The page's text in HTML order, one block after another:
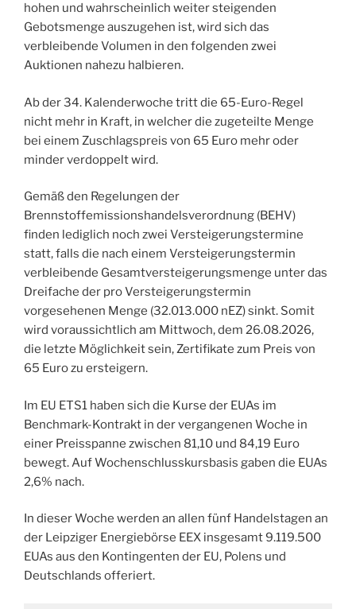
hohen und wahrscheinlich weiter steigenden
Gebotsmenge auszugehen ist, wird sich das
verbleibende Volumen in den folgenden zwei
Auktionen nahezu halbieren.
Ab der 34. Kalenderwoche tritt die 65-Euro-Regel
nicht mehr in Kraft, in welcher die zugeteilte Menge
bei einem Zuschlagspreis von 65 Euro mehr oder
minder verdoppelt wird.
Gemäß den Regelungen der
Brennstoffemissionshandelsverordnung (BEHV)
finden lediglich noch zwei Versteigerungstermine
statt, falls die nach einem Versteigerungstermin
verbleibende Gesamtversteigerungsmenge unter das
Dreifache der pro Versteigerungstermin
vorgesehenen Menge (32.013.000 nEZ) sinkt. Somit
wird voraussichtlich am Mittwoch, dem 26.08.2026,
die letzte Möglichkeit sein, Zertifikate zum Preis von
65 Euro zu ersteigern.
Im EU ETS1 haben sich die Kurse der EUAs im
Benchmark-Kontrakt in der vergangenen Woche in
einer Preisspanne zwischen 81,10 und 84,19 Euro
bewegt. Auf Wochenschlusskursbasis gaben die EUAs
2,6% nach.
In dieser Woche werden an allen fünf Handelstagen an
der Leipziger Energiebörse EEX insgesamt 9.119.500
EUAs aus den Kontingenten der EU, Polens und
Deutschlands offeriert.